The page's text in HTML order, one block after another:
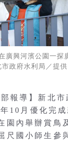
廣興河濱公園一
市政府水利局／提供
報導】新北市
10月優化完
園內舉辦賞鳥
尺國小師生參